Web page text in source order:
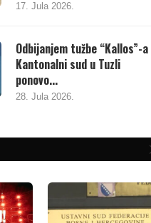
17. Jula 2026.
Odbijanjem tužbe “Kallos”-a
Kantonalni sud u Tuzli
ponovo...
28. Jula 2026.